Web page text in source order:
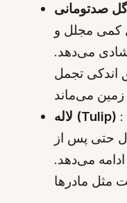
کمی مجلل و
می‌دهد.
اندکی تجمل
لاله (Tulip) : نشان‌دهنده مراقبت عمیق.
حتی پس از
می‌دهد.